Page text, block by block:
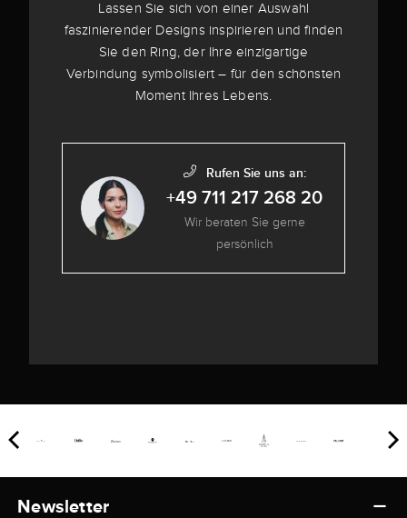
Lassen Sie sich von einer Auswahl
faszinierender Designs inspirieren und finden
Sie den Ring, der Ihre einzigartige
Verbindung symbolisiert – für den schönsten
Moment Ihres Lebens.
Rufen Sie uns an:
+49 711 217 268 20
Wir beraten Sie gerne
persönlich
Newsletter